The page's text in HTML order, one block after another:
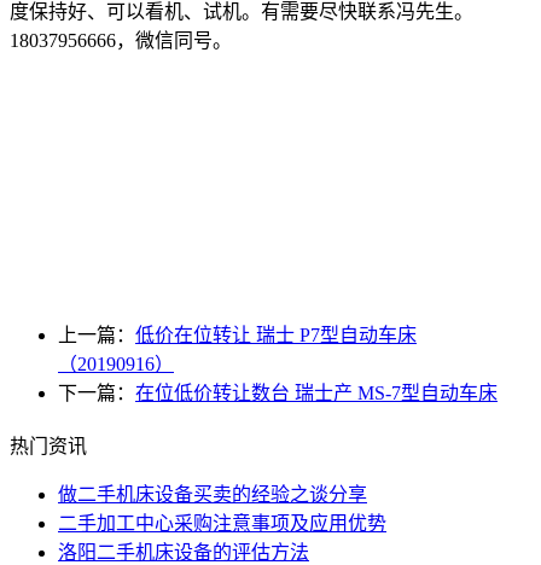
度保持好、可以看机、试机。有需要尽快联系冯先生。
18037956666，微信同号。
上一篇： 低价在位转让 瑞士 P7型自动车床
（20190916）
下一篇： 在位低价转让数台 瑞士产 MS-7型自动车床
热门资讯
做二手机床设备买卖的经验之谈分享
二手加工中心采购注意事项及应用优势
洛阳二手机床设备的评估方法